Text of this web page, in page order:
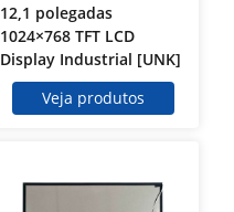
12,1 polegadas
1024×768 TFT LCD
Display Industrial [UNK]
KD121WXHD03
Veja produtos